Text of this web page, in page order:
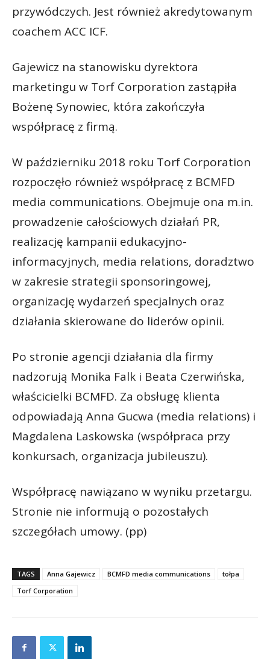
przywódczych. Jest również akredytowanym
coachem ACC ICF.
Gajewicz na stanowisku dyrektora
marketingu w Torf Corporation zastąpiła
Bożenę Synowiec, która zakończyła
współpracę z firmą.
W październiku 2018 roku Torf Corporation
rozpoczęło również współpracę z BCMFD
media communications. Obejmuje ona m.in.
prowadzenie całościowych działań PR,
realizację kampanii edukacyjno-
informacyjnych, media relations, doradztwo
w zakresie strategii sponsoringowej,
organizację wydarzeń specjalnych oraz
działania skierowane do liderów opinii.
Po stronie agencji działania dla firmy
nadzorują Monika Falk i Beata Czerwińska,
właścicielki BCMFD. Za obsługę klienta
odpowiadają Anna Gucwa (media relations) i
Magdalena Laskowska (współpraca przy
konkursach, organizacja jubileuszu).
Współpracę nawiązano w wyniku przetargu.
Stronie nie informują o pozostałych
szczegółach umowy. (pp)
TAGS Anna Gajewicz BCMFD media communications
tołpa
Torf Corporation